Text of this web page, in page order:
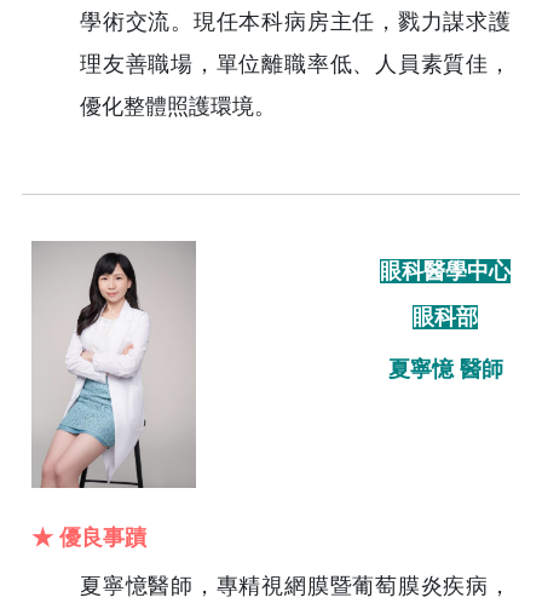
學術交流。現任本科病房主任，戮力謀求護
理友善職場，單位離職率低、人員素質佳，
優化整體照護環境。
眼科醫學中心
眼科部
夏寧憶 醫師
★ 優良事蹟
夏寧憶醫師，專精視網膜暨葡萄膜炎疾病，